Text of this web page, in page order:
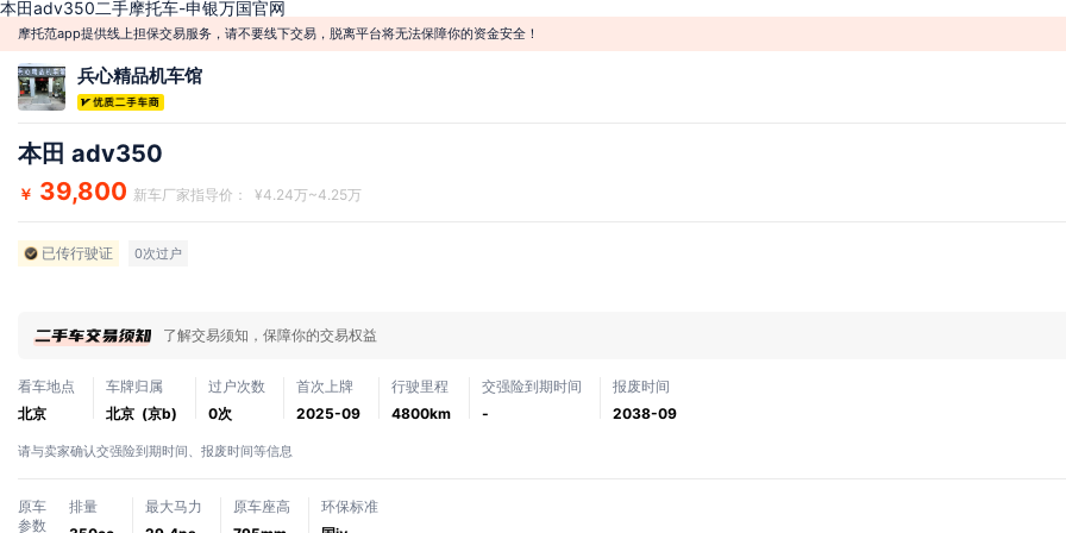
本田adv350二手摩托车-申银万国官网
摩托范app提供线上担保交易服务，请不要线下交易，脱离平台将无法保障你的资金安全！
兵心精品机车馆
本田 adv350
￥ 39,800 新车厂家指导价： ¥4.24万~4.25万
已传行驶证 0次过户
了解交易须知，保障你的交易权益
看车地点
北京
车牌归属
北京 (京b)
过户次数
0次
首次上牌
2025-09
行驶里程
4800km
交强险到期时间
-
报废时间
2038-09
请与卖家确认交强险到期时间、报废时间等信息
原车
参数
排量
最大马力
原车座高
环保标准